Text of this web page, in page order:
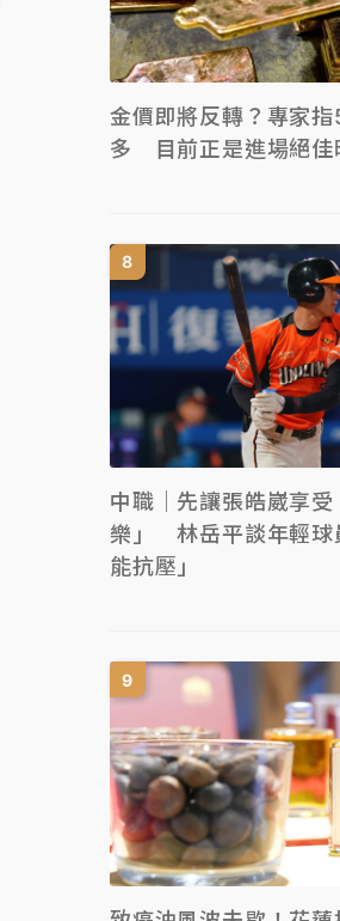
金價即將反轉？專家指
多 目前正是進場絕佳
中職｜先讓張皓崴享
樂」 林岳平談年輕球
能抗壓」